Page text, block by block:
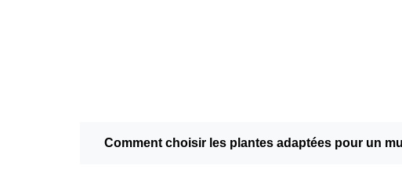
Comment choisir les plantes adaptées pour un